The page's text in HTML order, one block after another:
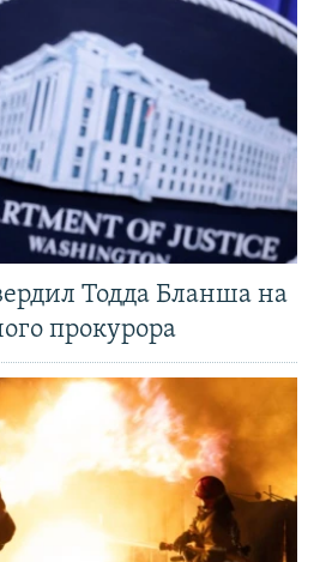
Тодда Бланша на
прокурора